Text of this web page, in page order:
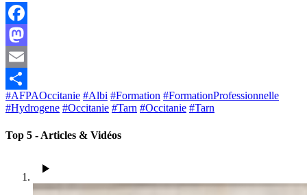
Facebook
Mastodon
Email
Share
#AFPAOccitanie #Albi #Formation #FormationProfessionnelle
#Hydrogene #Occitanie #Tarn #Occitanie #Tarn
Top 5 - Articles & Vidéos